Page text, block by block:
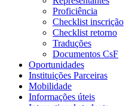
Proficiência
Checklist inscrição
Checklist retorno
Traduções
Documentos CsF
Oportunidades
Instituições Parceiras
Mobilidade
Informações úteis